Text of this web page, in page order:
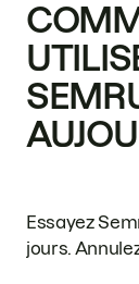
Essayez
jours.